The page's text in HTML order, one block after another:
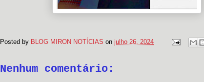
Posted by BLOG MIRON NOTÍCIAS on julho 26, 2024
Nenhum comentário: